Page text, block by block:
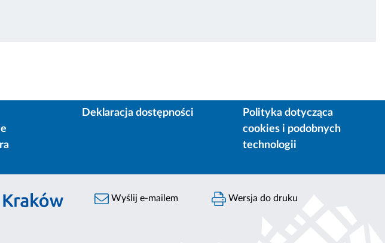
Deklaracja dostępności
Polityka dotycząca
cookies i podobnych
technologii
Wyślij e-mailem Wersja do druku